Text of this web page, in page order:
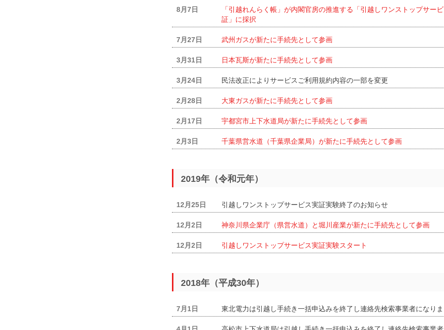
8月7日
「引越れんらく帳」が内閣官房の推進する「引越しワンストップサー
証」に採択
7月27日 武州ガスが新たに手続先として参画
3月31日 日本瓦斯が新たに手続先として参画
3月24日 民法改正によりサービスご利用規約内容の一部を変更
2月28日 大東ガスが新たに手続先として参画
2月17日 宇都宮市上下水道局が新たに手続先として参画
2月3日 千葉県営水道（千葉県企業局）が新たに手続先として参画
2019年（令和元年）
12月25日 引越しワンストップサービス実証実験終了のお知らせ
12月2日 神奈川県企業庁（県営水道）と堀川産業が新たに手続先として参画
12月2日 引越しワンストップサービス実証実験スタート
2018年（平成30年）
7月1日 東北電力は引越し手続き一括申込みを終了し連絡先検索事業者になり